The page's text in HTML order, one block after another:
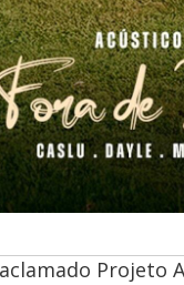
Projeto